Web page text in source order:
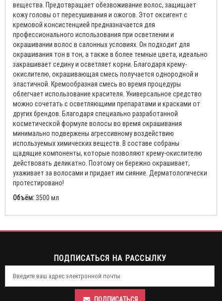
вещества. Предотвращает обезвоживание волос, защищает
кожу головы от пересушивания и ожогов. Этот оксигент с
кремовой консистенцией предназначается для
профессионального использования при осветлении и
окрашивании волос в салонных условиях. Он подходит для
окрашивания тон в тон, а также в более темные цвета, идеально
закрашивает седину и осветляет корни. Благодаря крему-
окислителю, окрашивающая смесь получается однородной и
эластичной. Кремообразная смесь во время процедуры
облегчает использование красителя. Универсальное средство
можно сочетать с осветляющими препаратами и красками от
других брендов. Благодаря специально разработанной
косметической формуле волосы во время окрашивания
минимально подвержены агрессивному воздействию
используемых химических веществ. В составе собраны
щадящие компоненты, которые позволяют крему-окислителю
действовать деликатно. Поэтому он бережно окрашивает,
ухаживает за волосами и придает им сияние. Дерматологически
протестировано!
Объём: 3500 мл
ПОДПИСАТЬСЯ НА РАССЫЛКУ